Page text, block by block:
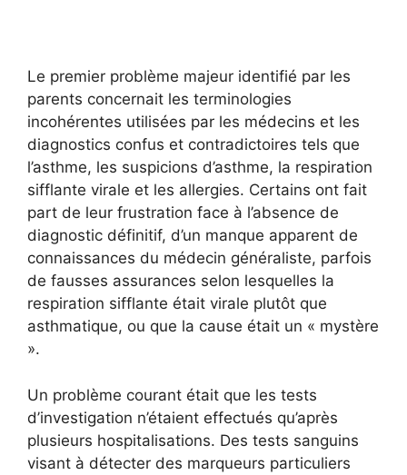
Le premier problème majeur identifié par les
parents concernait les terminologies
incohérentes utilisées par les médecins et les
diagnostics confus et contradictoires tels que
l’asthme, les suspicions d’asthme, la respiration
sifflante virale et les allergies. Certains ont fait
part de leur frustration face à l’absence de
diagnostic définitif, d’un manque apparent de
connaissances du médecin généraliste, parfois
de fausses assurances selon lesquelles la
respiration sifflante était virale plutôt que
asthmatique, ou que la cause était un « mystère
».
Un problème courant était que les tests
d’investigation n’étaient effectués qu’après
plusieurs hospitalisations. Des tests sanguins
visant à détecter des marqueurs particuliers